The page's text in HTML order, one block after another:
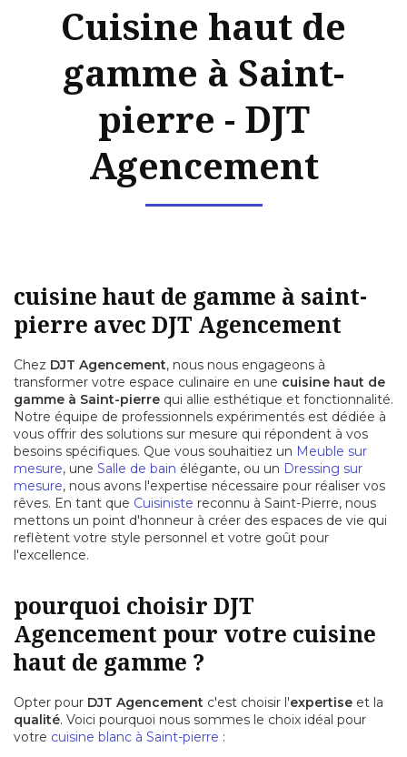
Cuisine haut de
gamme à Saint-
pierre - DJT
Agencement
cuisine haut de gamme à saint-
pierre avec DJT Agencement
Chez DJT Agencement, nous nous engageons à
transformer votre espace culinaire en une cuisine haut de
gamme à Saint-pierre qui allie esthétique et fonctionnalité.
Notre équipe de professionnels expérimentés est dédiée à
vous offrir des solutions sur mesure qui répondent à vos
besoins spécifiques. Que vous souhaitiez un Meuble sur
mesure, une Salle de bain élégante, ou un Dressing sur
mesure, nous avons l'expertise nécessaire pour réaliser vos
rêves. En tant que Cuisiniste reconnu à Saint-Pierre, nous
mettons un point d'honneur à créer des espaces de vie qui
reflètent votre style personnel et votre goût pour
l'excellence.
pourquoi choisir DJT
Agencement pour votre cuisine
haut de gamme ?
Opter pour DJT Agencement c'est choisir l'expertise et la
qualité. Voici pourquoi nous sommes le choix idéal pour
votre cuisine blanc à Saint-pierre :